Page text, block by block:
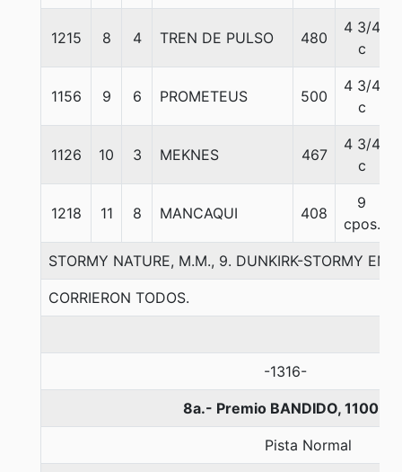
1215 8 4 TREN DE PULSO 480
4 3/4
c
1156 9 6 PROMETEUS 500
4 3/4
c
1126 10 3 MEKNES 467
4 3/4
c
1218 11 8 MANCAQUI 408
9
cpos.
STORMY NATURE, M.M., 9. DUNKIRK-STORMY
CORRIERON TODOS.
-1316-
8a.- Premio BANDIDO, 1100
Pista Normal